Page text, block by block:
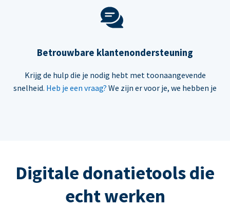
Betrouwbare klantenondersteuning
Krijg de hulp die je nodig hebt met toonaangevende
snelheid. Heb je een vraag? We zijn er voor je, we hebben je
Digitale donatietools die
echt werken